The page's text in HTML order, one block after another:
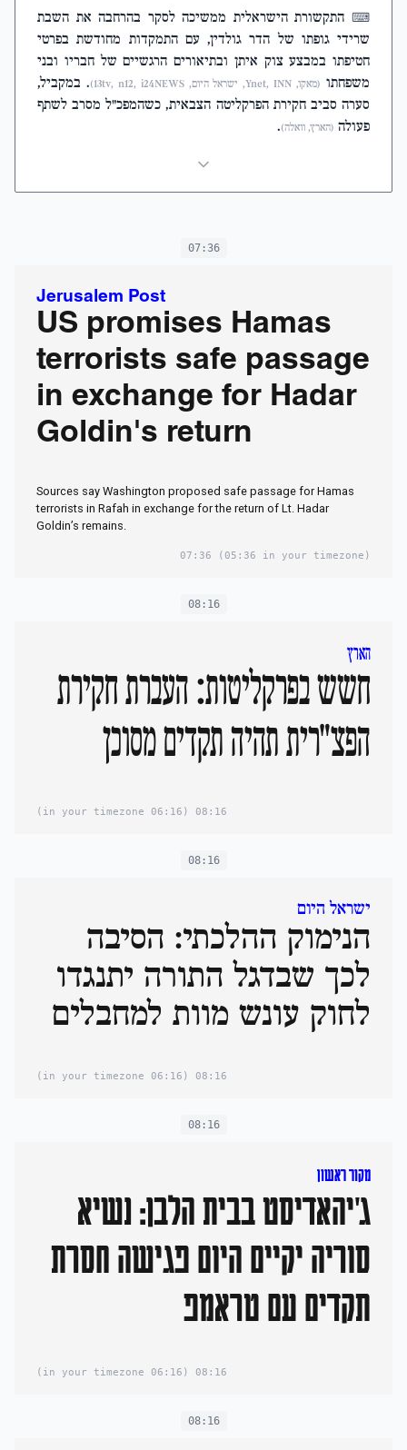
⌨ התקשורת הישראלית ממשיכה לסקר בהרחבה את השבת
שרידי גופתו של הדר גולדין, עם התמקדות מחודשת בפרטי
חטיפתו במבצע צוק איתן ובתיאורים הרגשיים של חבריו ובני
משפחתו (מאקו, Ynet, INN, ישראל היום, 13tv, n12, i24NEWS)
. במקביל,
סערה סביב חקירת הפרקליטה הצבאית, כשהמפכ"ל מסרב לשתף
פעולה (הארץ, וואלה).
07:36
Jerusalem Post
US promises Hamas
terrorists safe passage
in exchange for Hadar
Goldin's return
Sources say Washington proposed safe passage for Hamas
terrorists in Rafah in exchange for the return of Lt. Hadar
Goldin’s remains.
07:36 (05:36 in your timezone)
08:16
הארץ
חשש בפרקליטות: העברת חקירת
הפצ"רית תהיה תקדים מסוכן
08:16
(06:16 in your timezone)
08:16
ישראל היום
הנימוק ההלכתי: הסיבה
לכך שבדגל התורה יתנגדו
לחוק עונש מוות למחבלים
08:16
(06:16 in your timezone)
08:16
מקור ראשון
ג'יהאדיסט בבית הלבן: נשיא
סוריה יקיים היום פגישה חסרת
תקדים עם טראמפ
08:16
(06:16 in your timezone)
08:16